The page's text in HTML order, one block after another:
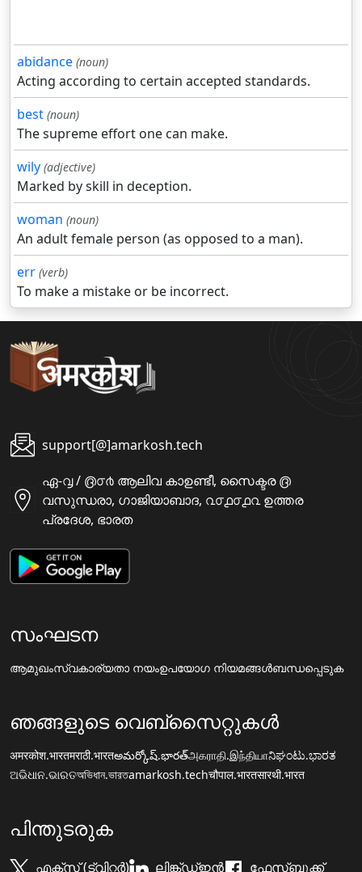
abidance (noun)
Acting according to certain accepted standards.
best (noun)
The supreme effort one can make.
wily (adjective)
Marked by skill in deception.
woman (noun)
An adult female person (as opposed to a man).
err (verb)
To make a mistake or be incorrect.
support[@]amarkosh.tech
ഏ-൮ / ൫൦൪ ആലിവ കാഉണ്ടീ, സൈക്ടര ൫
വസുന്ധരാ, ഗാജിയാബാദ, ൨൦൧൦൧൨ ഉത്തര
പ്രദേശ, ഭാരത
സംഘടന
ആമുഖംസ്വകാര്യതാ നയംഉപയോഗ നിയമങ്ങൾബന്ധപ്പെടുക
ഞങ്ങളുടെ വെബ്സൈറ്റുകൾ
अमरकोश.भारतमराठी.भारतఅమర్కోష్.భారత్அகராதி.இந்தியாನಿಘಂಟು.ಭಾರತ
ଅଭିଧାନ.ଭାରତঅভিধান.ভারতamarkosh.techचौपाल.भारतसारथी.भारत
പിന്തുടരുക
എക്സ് (ട്വിറ്റർ) ലിങ്ക്ഡ്ഇൻ ഫേസ്ബുക്ക്